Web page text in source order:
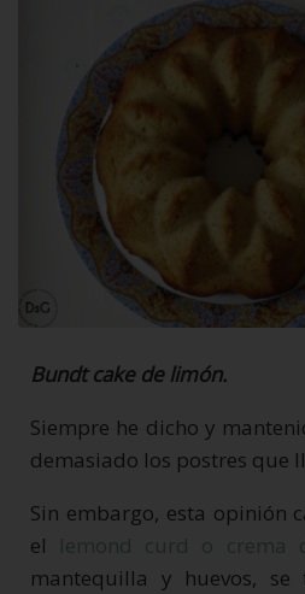
Bundt cake de limón.
Siempre he dicho y
demasiado los postres que
Sin embargo, esta opinión
el lemond curd o crema
mantequilla y huevos,